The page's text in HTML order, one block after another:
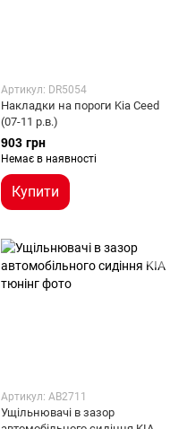
Артикул: DR5054
Накладки на пороги Kia Ceed
(07-11 р.в.)
903 грн
Немає в наявності
Купити
Артикул: AB2711
Ущільнювачі в зазор